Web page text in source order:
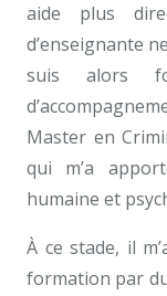
aide plus
d’enseignante
suis alors
Master en
qui m’a
humaine et
À ce stade, il
formation par